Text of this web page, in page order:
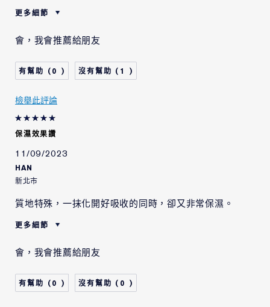
更多細節
肌膚問題
拉提/緊緻
會，我會推薦給朋友
0 1
檢舉此評論
保濕效果讚
11/09/2023
HAN
新北市
質地特殊，一抹化開好吸收的同時，卻又非常保濕。
更多細節
肌膚問題
拉提/緊緻
會，我會推薦給朋友
0 0